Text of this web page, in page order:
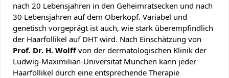
nach 20 Lebensjahren in den Geheimratsecken und nach
30 Lebensjahren auf dem Oberkopf. Variabel und
genetisch vorgeprägt ist auch, wie stark überempfindlich
der Haarfollikel auf DHT wird. Nach Einschätzung von
Prof. Dr. H. Wolffvon der dermatologischen Klinik der
Ludwig-Maximilian-Universität München kann jeder
Haarfollikel durch eine entsprechende Therapie